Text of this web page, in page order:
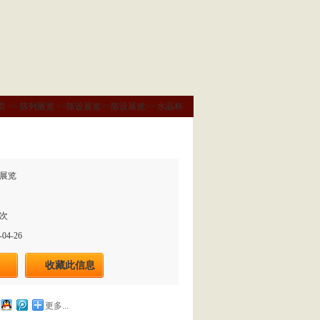
>> 陈列展览 >> 陈设展览>> 陈设展览>> 水晶杯
览
26
收藏此信息
更多...